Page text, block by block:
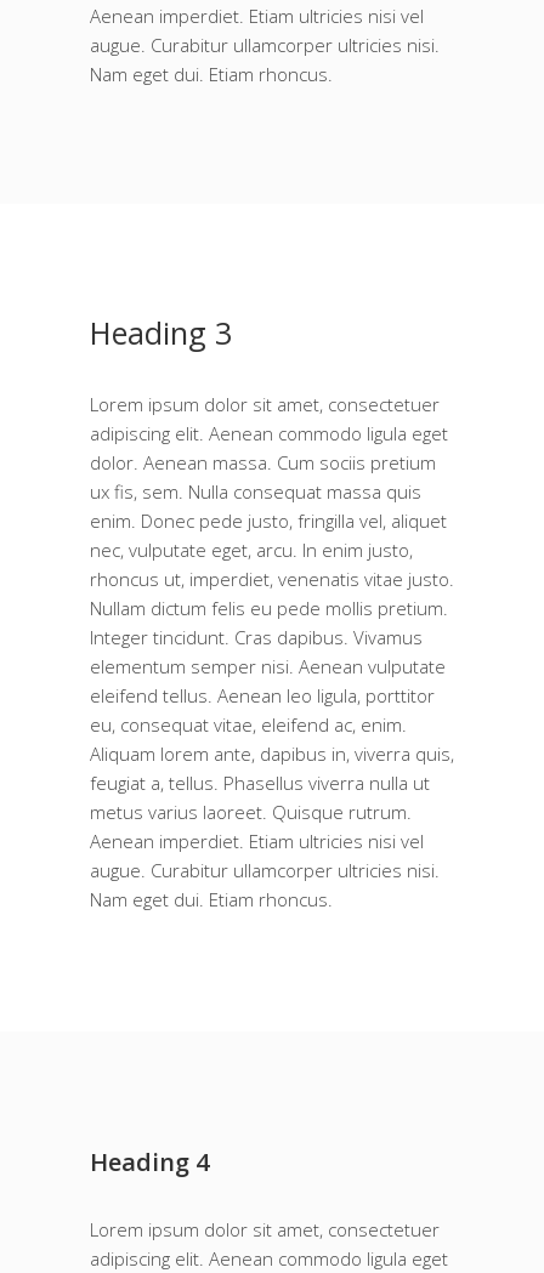
Aenean imperdiet. Etiam ultricies nisi vel
augue. Curabitur ullamcorper ultricies nisi.
Nam eget dui. Etiam rhoncus.
Heading 3
Lorem ipsum dolor sit amet, consectetuer
adipiscing elit. Aenean commodo ligula eget
dolor. Aenean massa. Cum sociis pretium
ux fis, sem. Nulla consequat massa quis
enim. Donec pede justo, fringilla vel, aliquet
nec, vulputate eget, arcu. In enim justo,
rhoncus ut, imperdiet, venenatis vitae justo.
Nullam dictum felis eu pede mollis pretium.
Integer tincidunt. Cras dapibus. Vivamus
elementum semper nisi. Aenean vulputate
eleifend tellus. Aenean leo ligula, porttitor
eu, consequat vitae, eleifend ac, enim.
Aliquam lorem ante, dapibus in, viverra quis,
feugiat a, tellus. Phasellus viverra nulla ut
metus varius laoreet. Quisque rutrum.
Aenean imperdiet. Etiam ultricies nisi vel
augue. Curabitur ullamcorper ultricies nisi.
Nam eget dui. Etiam rhoncus.
Heading 4
Lorem ipsum dolor sit amet, consectetuer
adipiscing elit. Aenean commodo ligula eget